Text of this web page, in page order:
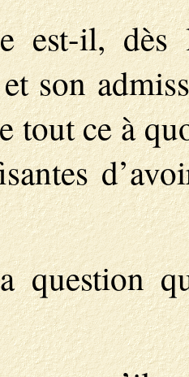
est-il, dès
son
tout ce à
question